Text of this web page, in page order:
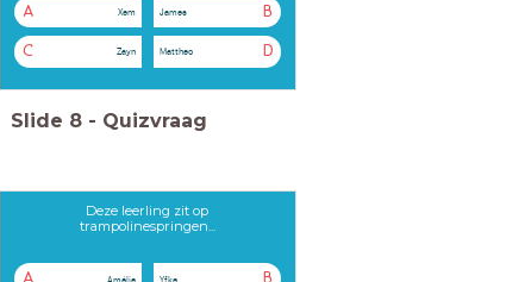
A Xem B
James
C Zayn D
Mattheo
Slide 8 - Quizvraag
Deze leerling zit op
trampolinespringen...
Amélie Yfke